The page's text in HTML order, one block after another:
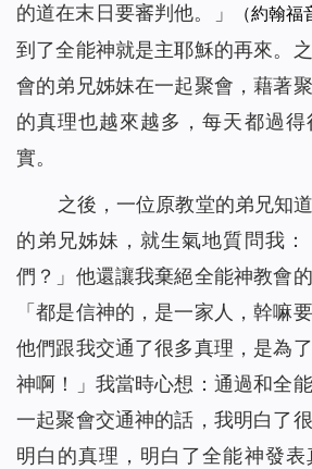
的道在末日要審判他。
」 （約翰
到了全能神就是主耶穌的再來。
會的弟兄姊妹在一起聚會，藉著
的真理也越來越多，每天都過
實。
之後，一位原教堂的弟兄知
的弟兄姊妹，就生氣地質問我
們？」他還讓我棄絕全能神教會
「都是信神的，是一家人，幹嘛
他們跟我交通了很多真理，是為
神啊！」我當時心想：通過和全
一起聚會交通神的話，我明白了
明白的真理，明白了全能神發